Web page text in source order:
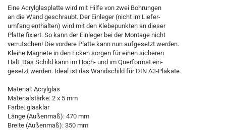
Eine Acrylglasplatte wird mit Hilfe von zwei Bohrungen
an die Wand geschraubt. Der Einleger (nicht im Liefer-
umfang enthalten) wird mit den Klebepunkten an dieser
Platte fixiert. So kann der Einleger bei der Montage nicht
verrutschen! Die vordere Platte kann nun aufgesetzt werden.
Kleine Magnete in den Ecken sorgen für einen sicheren
Halt. Das Schild kann im Hoch- und im Querformat ein-
gesetzt werden. Ideal ist das Wandschild für DIN A3-Plakate.
Material: Acrylglas
Materialstärke: 2 x 5 mm
Farbe: glasklar
Länge (Außenmaß): 470 mm
Breite (Außenmaß): 350 mm